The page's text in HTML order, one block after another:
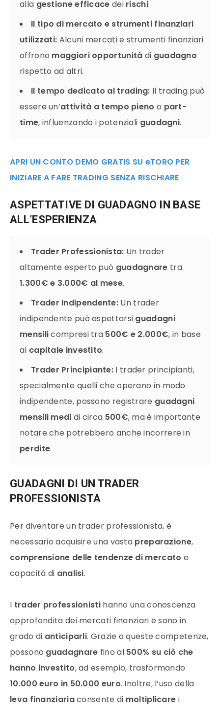
alla gestione efficace dei rischi.
Il tipo di mercato e strumenti finanziari
utilizzati: Alcuni mercati e strumenti finanziari
offrono maggiori opportunità di guadagno
rispetto ad altri.
Il tempo dedicato al trading: Il trading può
essere un’attività a tempo pieno o part-
time, influenzando i potenziali guadagni.
APRI UN CONTO DEMO GRATIS SU eTORO PER
INIZIARE A FARE TRADING SENZA RISCHIARE
ASPETTATIVE DI GUADAGNO IN BASE
ALL’ESPERIENZA
Trader Professionista: Un trader
altamente esperto può guadagnare tra
1.300€ e 3.000€ al mese.
Trader Indipendente: Un trader
indipendente può aspettarsi guadagni
mensilicompresi tra 500€ e 2.000€, in base
al capitale investito.
Trader Principiante: I trader principianti,
specialmente quelli che operano in modo
indipendente, possono registrare guadagni
mensili medi di circa 500€, ma è importante
notare che potrebbero anche incorrere in
perdite.
GUADAGNI DI UN TRADER
PROFESSIONISTA
Per diventare un trader professionista, è
necessario acquisire una vasta preparazione,
comprensione delle tendenze di mercato e
capacità di analisi.
I trader professionistihanno una conoscenza
approfondita dei mercati finanziari e sono in
grado di anticiparli. Grazie a queste competenze,
possono guadagnare fino al 500% su ciò che
hanno investito, ad esempio, trasformando
10.000 euro in 50.000 euro. Inoltre, l’uso della
leva finanziariaconsente di moltiplicare i